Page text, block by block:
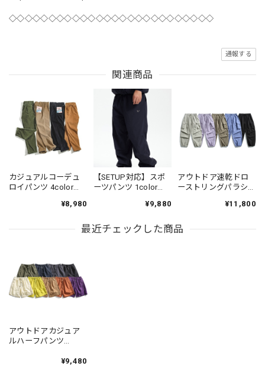
◇◇◇◇◇◇◇◇◇◇◇◇◇◇◇◇◇◇◇◇◇◇◇◇◇◇
通報する
関連商品
カジュアルコーデュ
ロイパンツ 4color
¥8,980
【SETUP対応】スポ
ーツパンツ 1color
¥9,880
アウトドア速乾ドロ
ーストリングパラシ
¥11,800
最近チェックした商品
アウトドアカジュア
ルハーフパンツ
¥9,480